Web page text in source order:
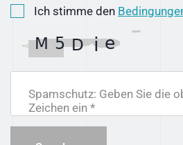
Ich stimme den
Spamschutz: Geben Sie die
Zeichen ein *